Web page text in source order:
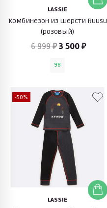
LASSIE
Комбинезон из шерсти Ruusu
(розовый)
6 999 ₽3 500 ₽
98
-50%
LASSIE